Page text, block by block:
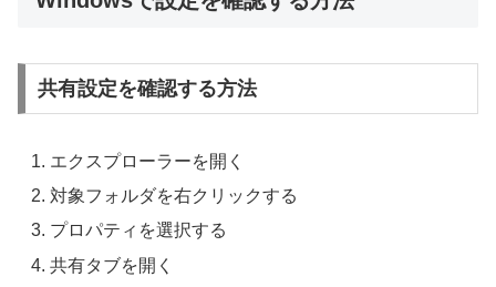
共有設定を確認する方法
エクスプローラーを開く
対象フォルダを右クリックする
プロパティを選択する
共有タブを開く